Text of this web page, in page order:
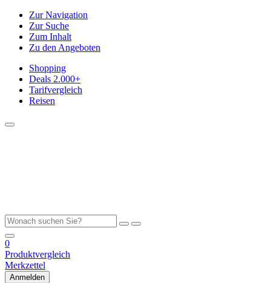
Zur Navigation
Zur Suche
Zum Inhalt
Zu den Angeboten
Shopping
Deals 2.000+
Tarifvergleich
Reisen
0
Produktvergleich
Merkzettel
Anmelden